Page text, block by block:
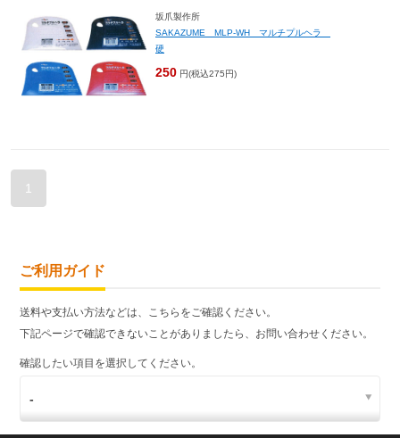
坂爪製作所
SAKAZUME MLP-WH マルチプルヘラ
硬
250 円(税込275円)
1
ご利用ガイド
送料や支払い方法などは、こちらをご確認ください。
下記ページで確認できないことがありましたら、お問い合わせください。
確認したい項目を選択してください。